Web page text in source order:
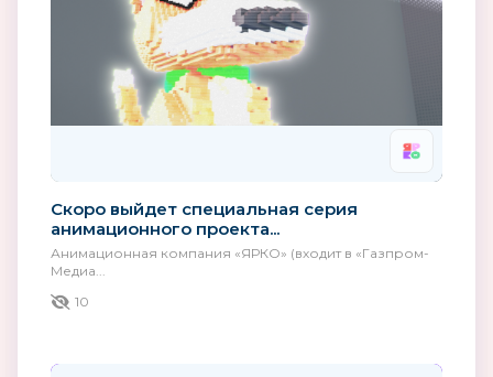
Скоро выйдет специальная серия
анимационного проекта...
Анимационная компания «ЯРКО» (входит в «Газпром-
Медиа...
10